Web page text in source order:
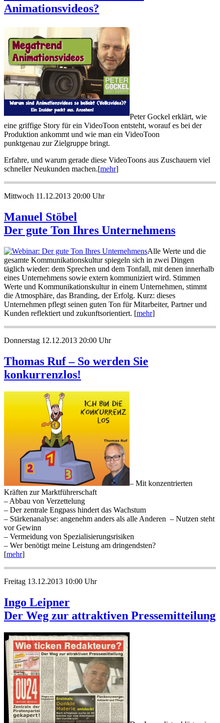
Animationsvideos?
Peter Gockel erklärt, wie
eine griffige Story für ein VideoToon entsteht, worauf es bei der
Produktion ankommt und wie man ein VideoToon
punktgenau zur Zielgruppe bringt.
Erfahre, und warum gerade diese VideoToons aus Zuschauern viel
schneller Neukunden machen.[mehr]
Mittwoch 11.12.2013 20:00 Uhr
Manuel Stöbel
Der gute Ton Ihres Unternehmens
Alle Werte und die
gesamte Kommunikationskultur spiegeln sich in zwei Dingen
täglich wieder: dem Sprechen und dem Tonfall, mit denen innerhalb
eines Unternehmens sowie extern kommuniziert wird. Stimmen
Werte und Kommunikationskultur in einem Unternehmen, stimmt
die Atmosphäre, das Branding, der Erfolg. Kurz: dieses
Unternehmen pflegt seinen guten Ton für Mitarbeiter, Partner und
Kunden reflektiert und zukunftsorientiert. [mehr]
Donnerstag 12.12.2013 20:00 Uhr
Thomas Ruf – So werden Sie
konkurrenzlos!
– Mit konzentrierten
Kräften zur Marktführerschaft
– Abbau von Verzettelung
– Der zentrale Engpass hindert das Wachstum
– Stärkenanalyse: angenehm anders als alle Anderen – Nutzen steht
vor Gewinn
– Vermeidung von Spezialisierungsrisiken
– Wer benötigt meine Leistung am dringendsten?
[mehr]
Freitag 13.12.2013 10:00 Uhr
Ingo Leipner
Der Weg zur attraktiven Pressemitteilung